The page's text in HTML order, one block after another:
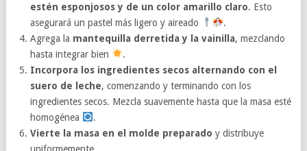
estén esponjosos y de un color amarillo claro. Esto
asegurará un pastel más ligero y aireado
.
Agrega la mantequilla derretida y la vainilla, mezclando
hasta integrar bien
.
Incorpora los ingredientes secos alternando con el
suero de leche, comenzando y terminando con los
ingredientes secos. Mezcla suavemente hasta que la masa esté
homogénea
.
Vierte la masa en el molde preparado y distribuye